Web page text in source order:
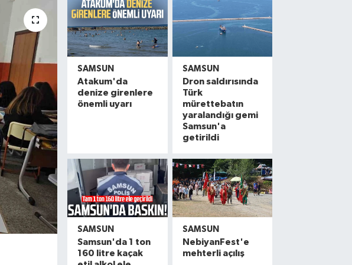
SAMSUN
Atakum'da
denize girenlere
önemli uyarı
SAMSUN
Dron saldırısında
Türk
mürettebatın
yaralandığı gemi
Samsun'a
getirildi
SAMSUN
Samsun'da 1 ton
160 litre kaçak
SAMSUN
NebiyanFest'e
mehterli açılış